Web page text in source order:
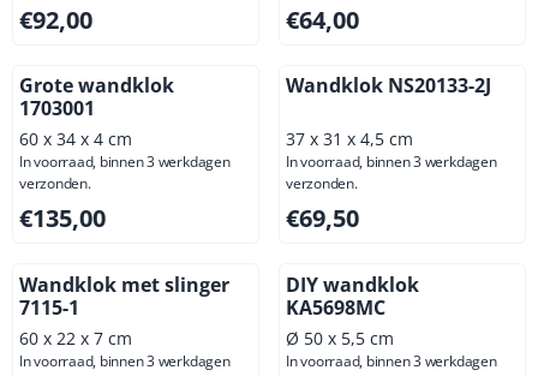
Prijs: 92,00, exclusief btw: 76,03
€92,00 Prijs: 64,00, exclusief btw:
€64,00
Grote wandklok
1703001
60 x 34 x 4 cm
In voorraad, binnen 3 werkdagen
verzonden.
Prijs: 135,00, exclusief btw: 111,57
€135,00
Wandklok NS20133-2J
37 x 31 x 4,5 cm
In voorraad, binnen 3 werkdagen
verzonden.
Prijs: 69,50, exclusief btw:
€69,50
Wandklok met slinger
7115-1
60 x 22 x 7 cm
In voorraad, binnen 3 werkdagen
DIY wandklok
KA5698MC
Ø 50 x 5,5 cm
In voorraad, binnen 3 werkdagen